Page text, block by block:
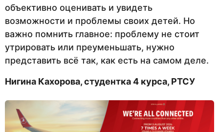
объективно оценивать и увидеть
возможности и проблемы своих детей. Но
важно помнить главное: проблему не стоит
утрировать или преуменьшать, нужно
представить всё так, как есть на самом деле.
Нигина Кахорова, студентка 4 курса, РТСУ